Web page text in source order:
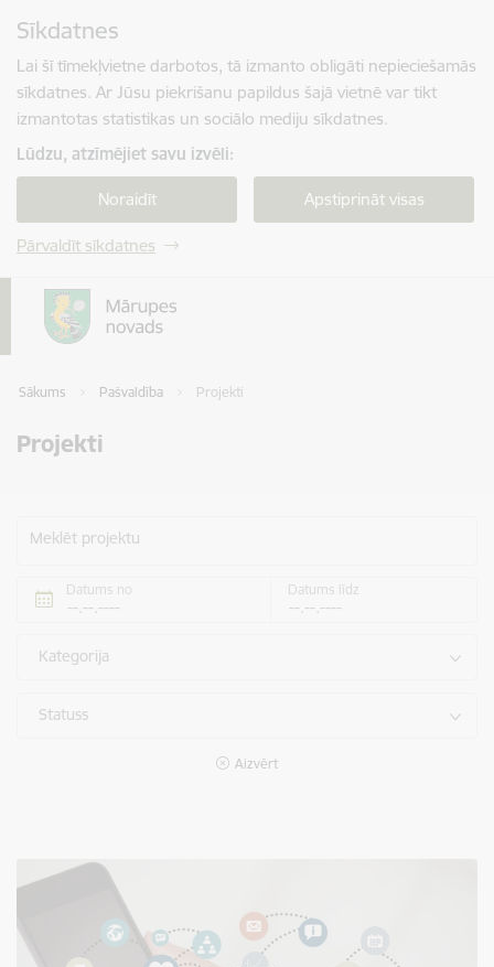
Sīkdatnes
Lai šī tīmekļvietne darbotos, tā izmanto obligāti nepieciešamās
sīkdatnes. Ar Jūsu piekrišanu papildus šajā vietnē var tikt
izmantotas statistikas un sociālo mediju sīkdatnes.
Lūdzu, atzīmējiet savu izvēli:
Noraidīt Apstiprināt visas
Pārvaldīt sīkdatnes
Sākums Pašvaldība Projekti
Projekti
Meklēt projektu
Datums no Datums līdz
Kategorija
Statuss
Aizvērt